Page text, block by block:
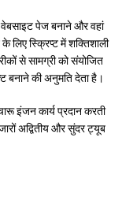
पेज बनाने और वहां
लिए स्क्रिप्ट में शक्तिशाली
से सामग्री को संयोजित
बनाने की अनुमति देता है।
इंजन कार्य प्रदान करती
अद्वितीय और सुंदर ट्यूब